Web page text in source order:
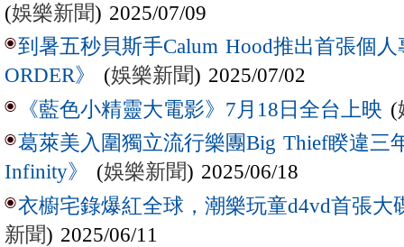
(娛樂新聞) 2025/07/09
到暑五秒貝斯手Calum Hood推出首張個人
ORDER》
(娛樂新聞) 2025/07/02
《藍色小精靈大電影》7月18日全台上映 (
葛萊美入圍獨立流行樂團Big Thief睽違三
Infinity》
(娛樂新聞) 2025/06/18
衣櫥宅錄爆紅全球，潮樂玩童d4vd首張大
新聞) 2025/06/11